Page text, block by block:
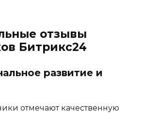
отзывы
Битрикс24
развитие и
отмечают качественную